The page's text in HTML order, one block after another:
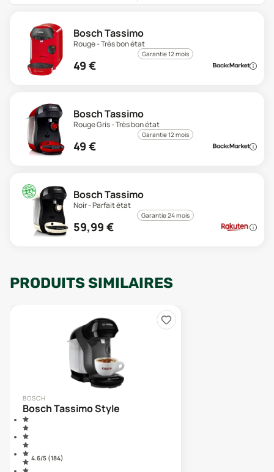
Bosch Tassimo
Rouge - Très bon état
Garantie 12 mois
49 €
Bosch Tassimo
Rouge Gris - Très bon état
Garantie 12 mois
49 €
Bosch Tassimo
Noir - Parfait état
Garantie 24 mois
59,99 €
PRODUITS SIMILAIRES
BOSCH
Bosch Tassimo Style
4.6/5 (184)